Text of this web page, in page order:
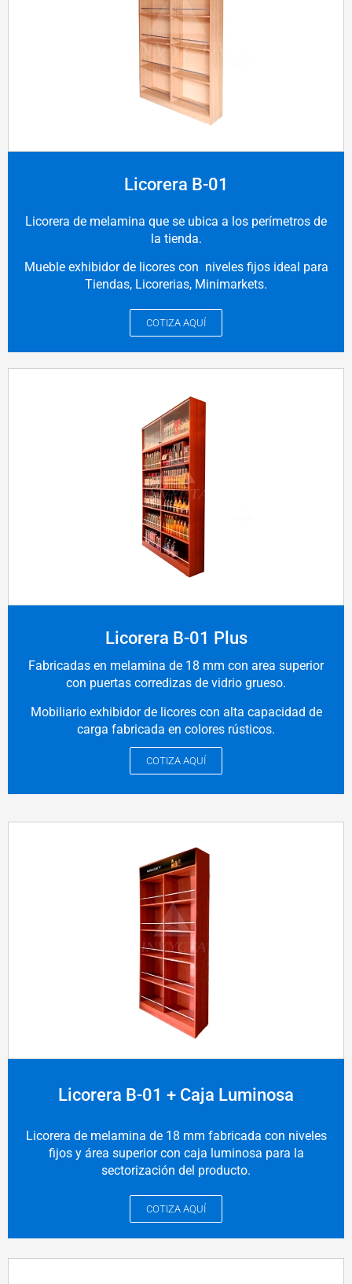
Licorera B-01
Licorera de melamina que se ubica a los perímetros de
la tienda.
Mueble exhibidor de licores con niveles fijos ideal para
Tiendas, Licorerias, Minimarkets.
COTIZA AQUÍ
Licorera B-01 Plus
Fabricadas en melamina de 18 mm con area superior
con puertas corredizas de vidrio grueso.
Mobiliario exhibidor de licores con alta capacidad de
carga fabricada en colores rústicos.
COTIZA AQUÍ
Licorera B-01 + Caja Luminosa
Licorera de melamina de 18 mm fabricada con niveles
fijos y área superior con caja luminosa para la
sectorización del producto.
COTIZA AQUÍ